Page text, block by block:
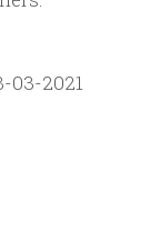
03-2021